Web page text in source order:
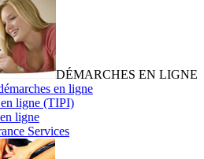
DÉMARCHES EN LIGNE
en ligne
ligne (TIPI)
ligne
Services